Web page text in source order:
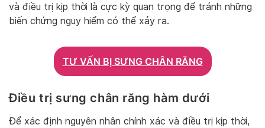
và điều trị kịp thời là cực kỳ quan trọng để tránh những
biến chứng nguy hiểm có thể xảy ra.
TƯ VẤN BỊ SƯNG CHÂN RĂNG
Điều trị sưng chân răng hàm dưới
Để xác định nguyên nhân chính xác và điều trị kịp thời,